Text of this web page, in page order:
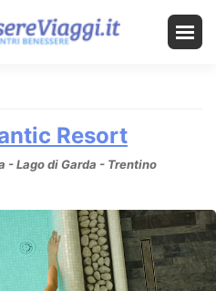
Resort
- Lago di Garda - Trentino